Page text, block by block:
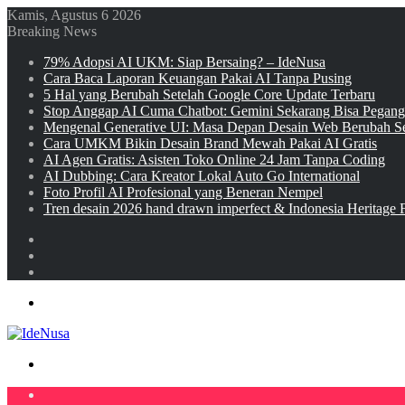
Kamis, Agustus 6 2026
Breaking News
79% Adopsi AI UKM: Siap Bersaing? – IdeNusa
Cara Baca Laporan Keuangan Pakai AI Tanpa Pusing
5 Hal yang Berubah Setelah Google Core Update Terbaru
Stop Anggap AI Cuma Chatbot: Gemini Sekarang Bisa
Mengenal Generative UI: Masa Depan Desain Web Berubah
Cara UMKM Bikin Desain Brand Mewah Pakai AI Gratis
AI Agen Gratis: Asisten Toko Online 24 Jam Tanpa Coding
AI Dubbing: Cara Kreator Lokal Auto Go International
Foto Profil AI Profesional yang Beneran Nempel
Tren desain 2026 hand drawn imperfect & Indonesia Heritage